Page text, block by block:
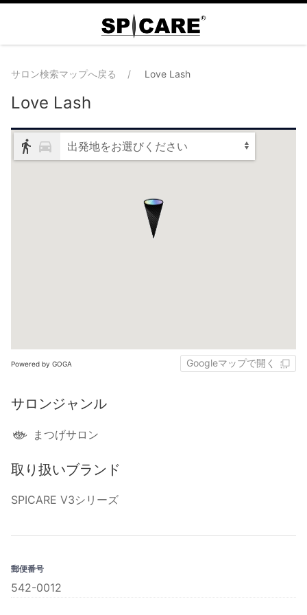
サロン検索マップへ戻る Love Lash
Love Lash
出発地をお選びください
Powered by GOGA Googleマップで開く
サロンジャンル
まつげサロン
取り扱いブランド
SPICARE V3シリーズ
郵便番号
542-0012